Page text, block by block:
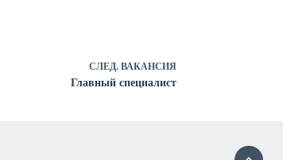
СЛЕД. ВАКАНСИЯ
Главный специалист